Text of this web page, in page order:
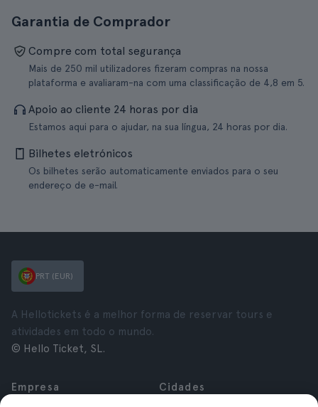
Garantia de Comprador
Compre com total segurança
Mais de 250 mil utilizadores fizeram compras na nossa
plataforma e avaliaram-na com uma classificação de 4,8 em 5.
Apoio ao cliente 24 horas por dia
Estamos aqui para o ajudar, na sua língua, 24 horas por dia.
Bilhetes eletrónicos
Os bilhetes serão automaticamente enviados para o seu
endereço de e-mail.
PRT (EUR)
A Hellotickets é a melhor forma de reservar tours e
atividades em todo o mundo.
© Hello Ticket, SL.
Empresa
Cidades